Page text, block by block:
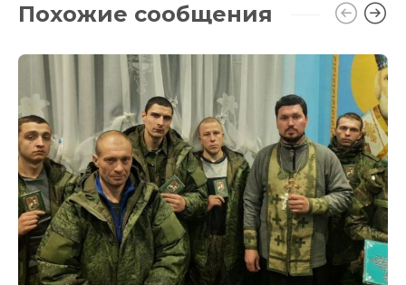
Похожие сообщения